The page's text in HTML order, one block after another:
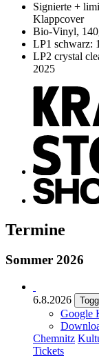
Signierte +
Klappcover
Bio-Vinyl,
LP1 schwarz:
LP2 crystal
2025
Termine
Sommer 2026
6.8.2026
Google
Chemnitz
Tickets